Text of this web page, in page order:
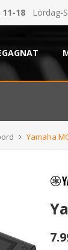
11-18 Lördag-
Yamaha